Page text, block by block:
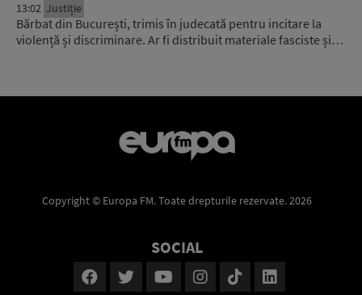
13:02 Justiție
Bărbat din București, trimis în judecată pentru incitare la
violență și discriminare. Ar fi distribuit materiale fasciste și…
Copyright © Europa FM. Toate drepturile rezervate. 2026
SOCIAL